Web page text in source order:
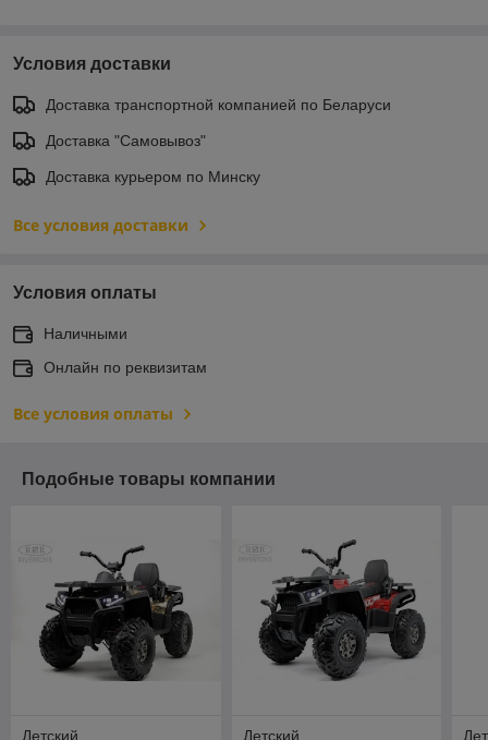
Условия доставки
Доставка транспортной компанией по Беларуси
Доставка "Самовывоз"
Доставка курьером по Минску
Все условия доставки
Условия оплаты
Наличными
Онлайн по реквизитам
Все условия оплаты
Подобные товары компании
Детский Детский